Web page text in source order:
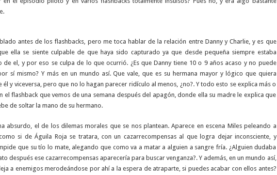
antes de los flashbacks, pero me toca hablar de la relación entre Danny y Charlie, y es que
ella se siente culpable de que haya sido capturado ya que desde pequeña siempre estaba
de el, y por eso se culpa de lo que ocurrió. ¿Es que Danny tiene 10 o 9 años acaso y no puede
sí mismo? Y más en un mundo así. Que vale, que es su hermana mayor y lógico que quiera
él y viceversa, pero que no lo hagan parecer ridículo al menos, ¿no?. Y todo esto se explica más o
el flashback que vemos de una semana después del apagón, donde ella su madre le explica que
de soltar la mano de su hermano.
absurdo, el de los dilemas morales que se nos plantean. Aparece en escena Miles peleando a
si de Águila Roja se tratara, con un cazarrecompensas al que logra dejar inconsciente, y
que su tío lo mate, alegando que como va a matar a alguien a sangre fría. ¿Alguien dudaba
después ese cazarrecompensas aparecería para buscar venganza?. Y además, en un mundo así,
a enemigos merodeándose por ahí a la espera de atraparte, si puedes acabar con ellos antes?